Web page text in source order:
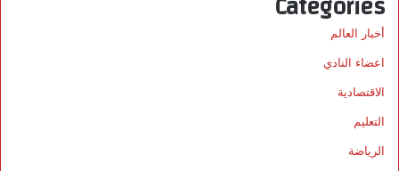
أخبار العالم
اعضاء النادي
الاقتصادية
التعليم
الرياضة